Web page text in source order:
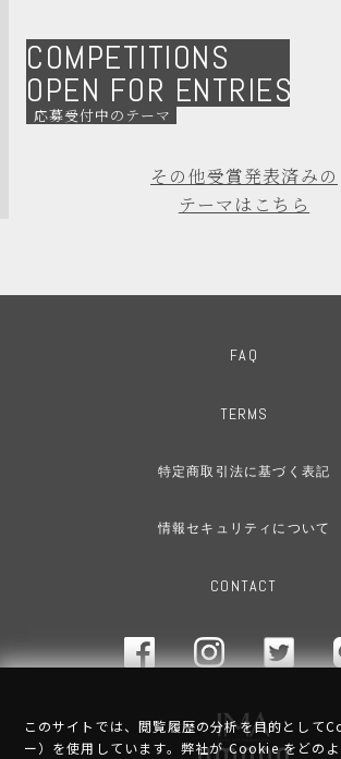
COMPETITIONS
OPEN FOR ENTRIES
応募受付中のテーマ
その他受賞発表済みの
テーマはこちら
このサイトでは、閲覧履歴の分析を目的として
ー）を使用しています。弊社が Cookie をどの
FAQ
TERMS
特定商取引法に基づく表記
情報セキュリティについて
CONTACT